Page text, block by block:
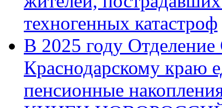
техногенных катастроф
В 2025 году
Краснодарскому краю
пенсионные